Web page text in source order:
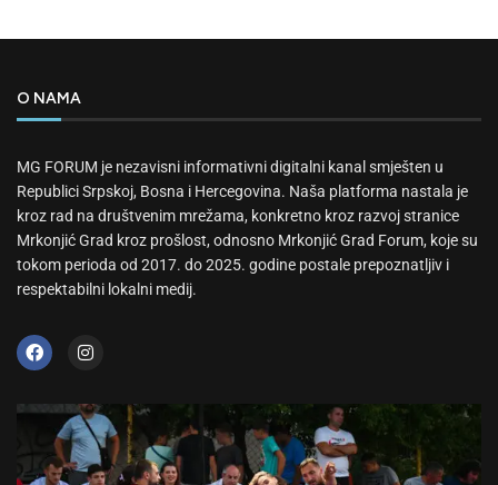
O NAMA
MG FORUM je nezavisni informativni digitalni kanal smješten u
Republici Srpskoj, Bosna i Hercegovina. Naša platforma nastala je
kroz rad na društvenim mrežama, konkretno kroz razvoj stranice
Mrkonjić Grad kroz prošlost, odnosno Mrkonjić Grad Forum, koje su
tokom perioda od 2017. do 2025. godine postale prepoznatljiv i
respektabilni lokalni medij.